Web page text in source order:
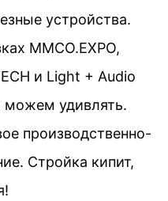
устройства.
MMCO.EXPO,
и Light + Audio
можем удивлять.
производственно-
Стройка кипит,